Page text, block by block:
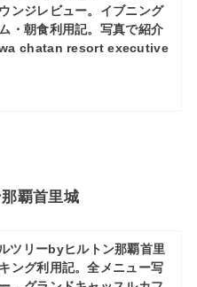
ンジレビュー。イブニング
・朝食利用記。写真で紹介
chatan resort executive
覇首里城
ツリーbyヒルトン那覇首里
ング利用記。全メニュー写